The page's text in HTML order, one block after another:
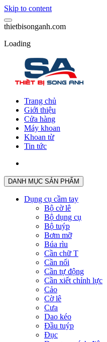
Skip to content
thietbisonganh.com
Loading
Trang chủ
Giới thiệu
Cửa hàng
Máy khoan
Khoan từ
Tin tức
DANH MỤC SẢN PHẨM
Dụng cụ cầm tay
Bộ cờ lê
Bộ dụng cụ
Bộ tuýp
Bơm mỡ
Búa rìu
Cần chữ T
Cần nối
Cần tự động
Cần xiết chỉnh lực
Cảo
Cờ lê
Cưa
Dao kéo
Đầu tuýp
Đục